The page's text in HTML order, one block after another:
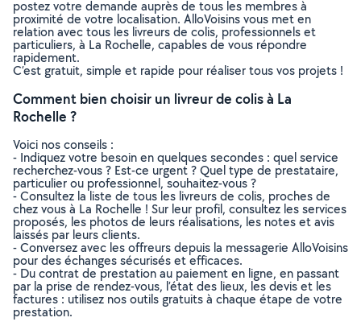
postez votre demande auprès de tous les membres à
proximité de votre localisation. AlloVoisins vous met en
relation avec tous les livreurs de colis, professionnels et
particuliers, à La Rochelle, capables de vous répondre
rapidement.
C’est gratuit, simple et rapide pour réaliser tous vos projets !
Comment bien choisir un livreur de colis à La
Rochelle ?
Voici nos conseils :
- Indiquez votre besoin en quelques secondes : quel service
recherchez-vous ? Est-ce urgent ? Quel type de prestataire,
particulier ou professionnel, souhaitez-vous ?
- Consultez la liste de tous les livreurs de colis, proches de
chez vous à La Rochelle ! Sur leur profil, consultez les services
proposés, les photos de leurs réalisations, les notes et avis
laissés par leurs clients.
- Conversez avec les offreurs depuis la messagerie AlloVoisins
pour des échanges sécurisés et efficaces.
- Du contrat de prestation au paiement en ligne, en passant
par la prise de rendez-vous, l’état des lieux, les devis et les
factures : utilisez nos outils gratuits à chaque étape de votre
prestation.